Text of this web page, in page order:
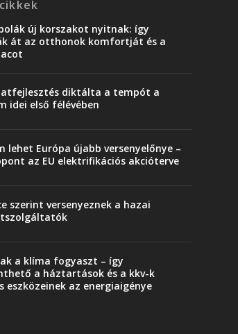
új korszakot nyitnak: így
át az otthonok komfortját és a
diktálta a tempót a
idei első félévében
lehet Európa újabb versenyelőnye –
az EU elektrifikációs akcióterve
szerint versenyeznek a hazai
a klíma fogyaszt – így
a háztartások és a kkv-k
eszközeinek az energiaigénye